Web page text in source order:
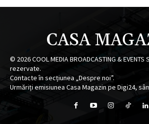
CASA
© 2026COOL MEDIA BROADCASTING &
rezervate.
Contacte în secțiunea „Despre noi”.
Urmăriți emisiunea Casa Magazin pe Digi24,